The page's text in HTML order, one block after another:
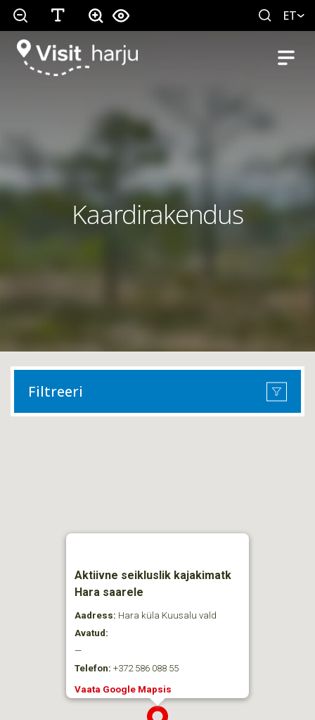
ET
Kaardirakendus
Filtreeri
Aktiivne seikluslik kajakimatk
Hara saarele
Aadress: Hara küla Kuusalu vald
Avatud:
—
Telefon: +372 586 088 55
Vaata Google Mapsis